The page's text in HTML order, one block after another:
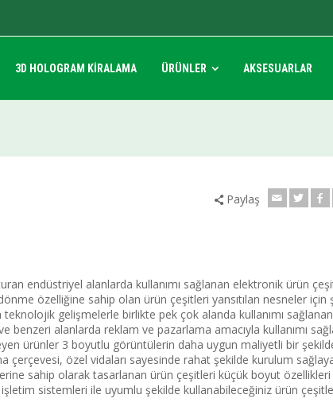
3D HOLOGRAM KİRALAMA ÜRÜNLER AKSESUARLAR
Paylaş
endüstriyel alanlarda kullanımı sağlanan elektronik ürün
özelliğine sahip olan ürün çeşitleri yansıtılan nesneler
gelişmelerle birlikte pek çok alanda kullanımı sağlanan
alanlarda reklam ve pazarlama amacıyla kullanımı
ürünler 3 boyutlu görüntülerin daha uygun maliyetli bir şekilde
çerçevesi, özel vidaları sayesinde rahat şekilde kurulum
sahip olarak tasarlanan ürün çeşitleri küçük boyut
sistemleri ile uyumlu şekilde kullanabileceğiniz ürün